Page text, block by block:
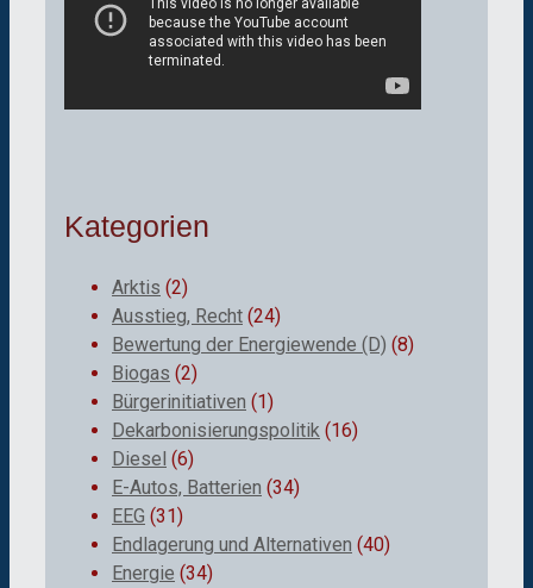
Kategorien
Arktis (2)
Ausstieg, Recht (24)
Bewertung der Energiewende (D) (8)
Biogas (2)
Bürgerinitiativen (1)
Dekarbonisierungspolitik (16)
Diesel (6)
E-Autos, Batterien (34)
EEG (31)
Endlagerung und Alternativen (40)
Energie (34)